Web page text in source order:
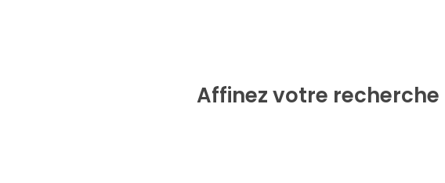
Affinez votre recherche